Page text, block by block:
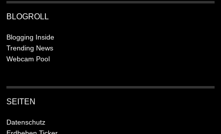
BLOGROLL
Blogging Inside
Trending News
Webcam Pool
SEITEN
Datenschutz